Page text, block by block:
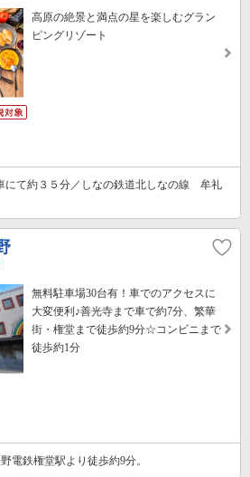
高原の絶景と満点の星を楽しむグラン
ピングリゾート
て約３５分／しなの鉄道北しなの線 牟礼
無料駐車場30台有！車でのアクセスに
大変便利♪善光寺まで車で約7分、繁華
街・権堂まで徒歩約9分☆コンビニまで
徒歩約1分
電鉄権堂駅より徒歩約9分。